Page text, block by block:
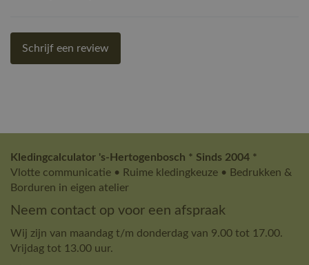
Schrijf een review
Kledingcalculator 's-Hertogenbosch * Sinds 2004 *
Vlotte communicatie • Ruime kledingkeuze • Bedrukken &
Borduren in eigen atelier
Neem contact op voor een afspraak
Wij zijn van maandag t/m donderdag van 9.00 tot 17.00.
Vrijdag tot 13.00 uur.